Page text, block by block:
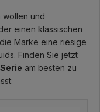
wollen und
einen klassischen
Marke eine riesige
Finden Sie jetzt
am besten zu